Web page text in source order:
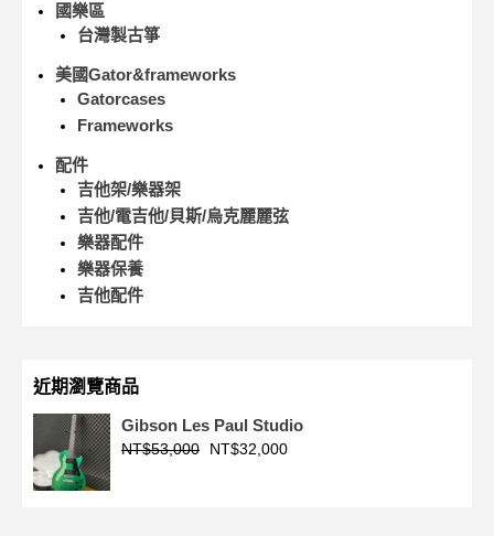
國樂區
台灣製古箏
美國Gator&frameworks
Gatorcases
Frameworks
配件
吉他架/樂器架
吉他/電吉他/貝斯/烏克麗麗弦
樂器配件
樂器保養
吉他配件
近期瀏覽商品
Gibson Les Paul Studio
NT$53,000 NT$32,000